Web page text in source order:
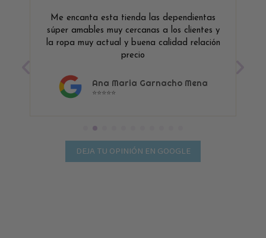
Me encanta esta tienda las dependientas
súper amables muy cercanas a los clientes y
la ropa muy actual y buena calidad relación
precio
Ana Maria Garnacho Mena
⭐⭐⭐⭐⭐
DEJA TU OPINIÓN EN GOOGLE